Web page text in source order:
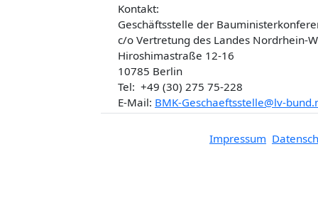
Kontakt:
Geschäftsstelle der
c/o Vertretung des Landes Nordrhein-
Hiroshimastraße 12-16
10785 Berlin
Tel: +49 (30) 275 75-228
E-Mail: BMK-Geschaeftsstelle@lv-
Impressum